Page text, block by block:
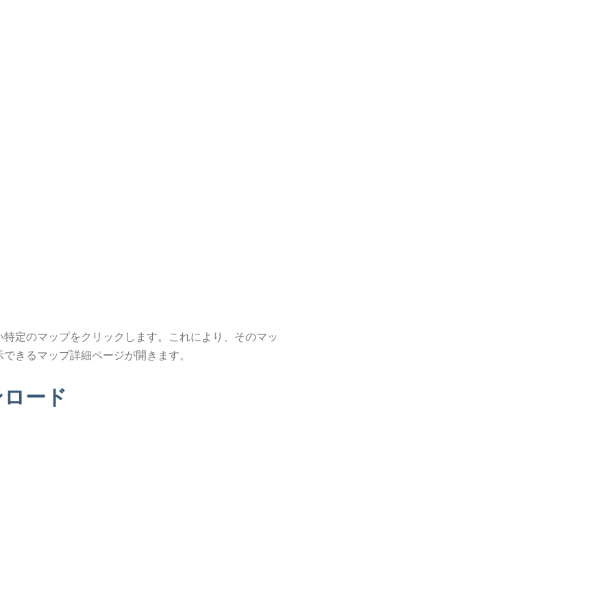
定のマップをクリックします。これにより、そのマッ
きるマップ詳細ページが開きます。
ード